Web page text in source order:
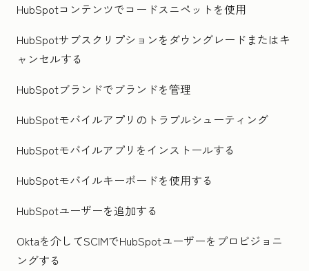
HubSpotコンテンツでコードスニペットを使用
HubSpotサブスクリプションをダウングレードまたはキ
ャンセルする
HubSpotブランドでブランドを管理
HubSpotモバイルアプリのトラブルシューティング
HubSpotモバイルアプリをインストールする
HubSpotモバイルキーボードを使用する
HubSpotユーザーを追加する
Oktaを介してSCIMでHubSpotユーザーをプロビジョニ
ングする